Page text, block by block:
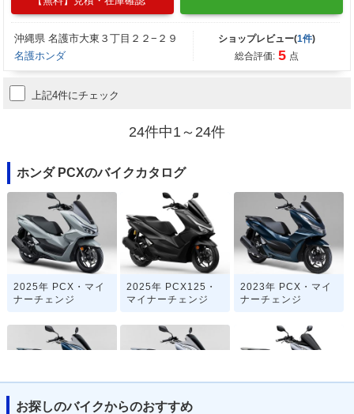
沖縄県 名護市大東３丁目２２−２９
名護ホンダ
ショップレビュー(1件)
総合評価: 5 点
上記4件にチェック
24件中1～24件
ホンダ PCXのバイクカタログ
2025年 PCX・マイ
ナーチェンジ
2025年 PCX125・
マイナーチェンジ
2023年 PCX・マイ
ナーチェンジ
お探しのバイクからのおすすめ